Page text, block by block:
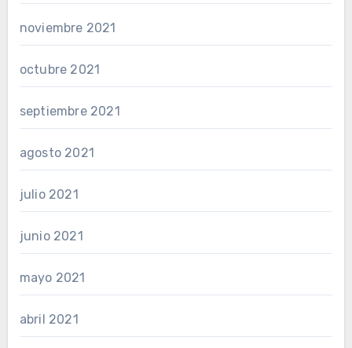
noviembre 2021
octubre 2021
septiembre 2021
agosto 2021
julio 2021
junio 2021
mayo 2021
abril 2021